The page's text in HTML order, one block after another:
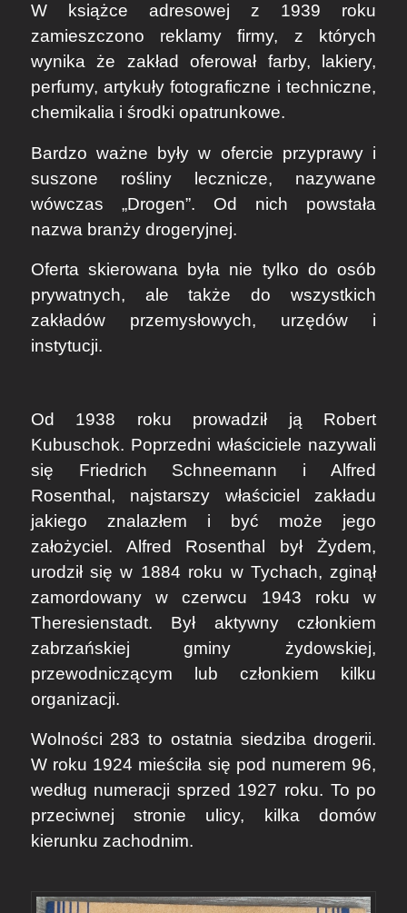
W książce adresowej z 1939 roku
zamieszczono reklamy firmy, z których
wynika że zakład oferował farby, lakiery,
perfumy, artykuły fotograficzne i techniczne,
chemikalia i środki opatrunkowe.
Bardzo ważne były w ofercie przyprawy i
suszone rośliny lecznicze, nazywane
wówczas „Drogen”. Od nich powstała
nazwa branży drogeryjnej.
Oferta skierowana była nie tylko do osób
prywatnych, ale także do wszystkich
zakładów przemysłowych, urzędów i
instytucji.
Od 1938 roku prowadził ją Robert
Kubuschok. Poprzedni właściciele nazywali
się Friedrich Schneemann i Alfred
Rosenthal, najstarszy właściciel zakładu
jakiego znalazłem i być może jego
założyciel. Alfred Rosenthal był Żydem,
urodził się w 1884 roku w Tychach, zginął
zamordowany w czerwcu 1943 roku w
Theresienstadt. Był aktywny członkiem
zabrzańskiej gminy żydowskiej,
przewodniczącym lub członkiem kilku
organizacji.
Wolności 283 to ostatnia siedziba drogerii.
W roku 1924 mieściła się pod numerem 96,
według numeracji sprzed 1927 roku. To po
przeciwnej stronie ulicy, kilka domów
kierunku zachodnim.